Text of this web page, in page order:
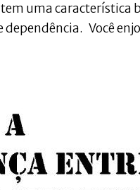
uma característica
Você